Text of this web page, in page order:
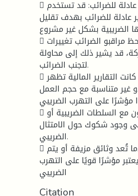
 استخدام هياكل شركية معقدة أو معالجة غير عادلة للضرائب: قد تستخدم
للضرائب بهدف تقليل
الضريبية بشكل غير مشروع.
 تغيير مفاجئ في السلوك الضريبي: عندما يلاحظ مراقبو الضرائب تغييرات
قد يشير ذلك إلى محاولة
لتجنب الضرائب.
 انحرافات كبيرة عن المعايير الضريبية المعتادة: إذا كانت التقارير المالية تظهر
غير متناسبة مع حجم العمل
على التهرب الضريبي.
 رفض التعاون مع السلطات الضريبية: عدم التعاون مع السلطات الضريبية أو
وجود شكوك حول الامتثال
الضريبي.
 المشاركة في إعداد وثائق مزيفة أو تغييرها: عندما تُعد وثائق مزيفة أو يتم
مؤشرًا قويًا على التهرب
الضريبي
Citation